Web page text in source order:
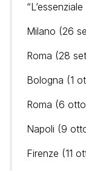
Milano (26
Roma (28
Bologna (1
Roma (6
Napoli (9
Firenze (11